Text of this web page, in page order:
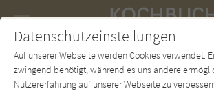
SUCHE Forum Charts
Datenschutzeinstellungen
Auf unserer Webseite werden Cookies verwendet.
zwingend benötigt, während es uns andere
Nutzererfahrung auf unserer Webseite zu